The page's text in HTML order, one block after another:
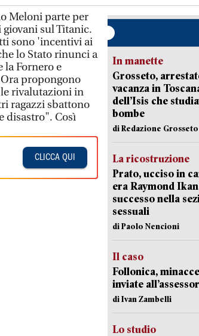
Meloni parte per
sul Titanic.
sono 'incentivi ai
lo Stato rinunci a
la Fornero e
propongono
rivalutazioni in
ragazzi sbattono
disastro". Così
CLICCA QUI
In manette
Grosseto,
vacanza in
dell’Isis che
bombe
di Redazione Grosseto
La ricostruzione
Prato, ucciso in
era Raymond
successo nella
sessuali
di Paolo Nencioni
Il caso
Follonica,
inviate
di Ivan Zambelli
Lo studio